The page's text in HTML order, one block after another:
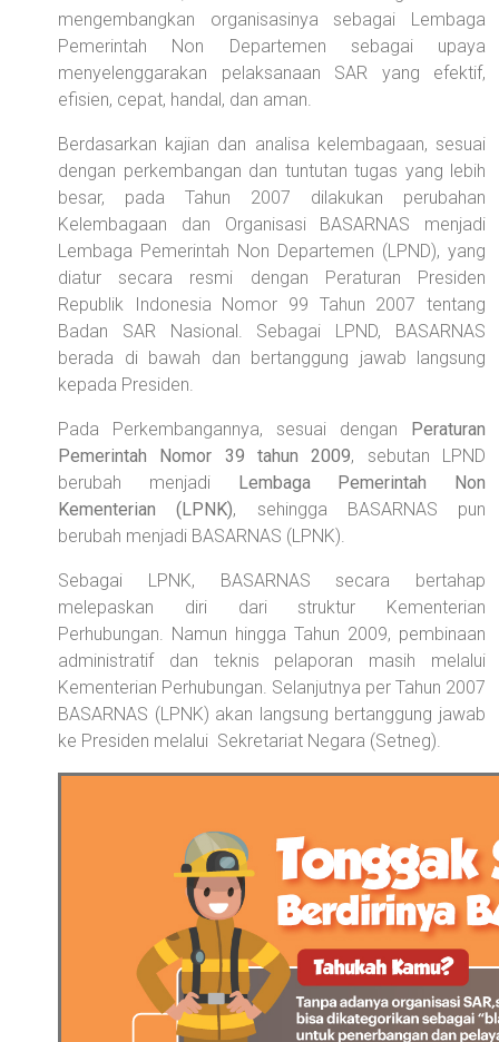
mengembangkan organisasinya sebagai Lembaga
Pemerintah Non Departemen sebagai upaya
menyelenggarakan pelaksanaan SAR yang efektif,
efisien, cepat, handal, dan aman.
Berdasarkan kajian dan analisa kelembagaan, sesuai
dengan perkembangan dan tuntutan tugas yang lebih
besar, pada Tahun 2007 dilakukan perubahan
Kelembagaan dan Organisasi BASARNAS menjadi
Lembaga Pemerintah Non Departemen (LPND), yang
diatur secara resmi dengan Peraturan Presiden
Republik Indonesia Nomor 99 Tahun 2007 tentang
Badan SAR Nasional. Sebagai LPND, BASARNAS
berada di bawah dan bertanggung jawab langsung
kepada Presiden.
Pada Perkembangannya, sesuai dengan Peraturan
Pemerintah Nomor 39 tahun 2009, sebutan LPND
berubah menjadi Lembaga Pemerintah Non
Kementerian (LPNK), sehingga BASARNAS pun
berubah menjadi BASARNAS (LPNK).
Sebagai LPNK, BASARNAS secara bertahap
melepaskan diri dari struktur Kementerian
Perhubungan. Namun hingga Tahun 2009, pembinaan
administratif dan teknis pelaporan masih melalui
Kementerian Perhubungan. Selanjutnya per Tahun 2007
BASARNAS (LPNK) akan langsung bertanggung jawab
ke Presiden melalui Sekretariat Negara (Setneg).